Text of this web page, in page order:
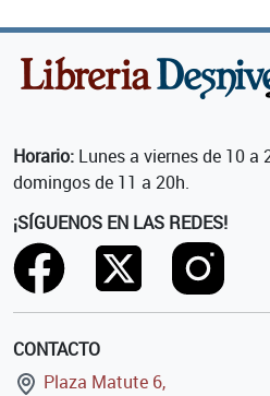
Horario: Lunes a viernes de 10 a
domingos de 11 a 20h.
¡SÍGUENOS EN LAS REDES!
CONTACTO
Plaza Matute 6,